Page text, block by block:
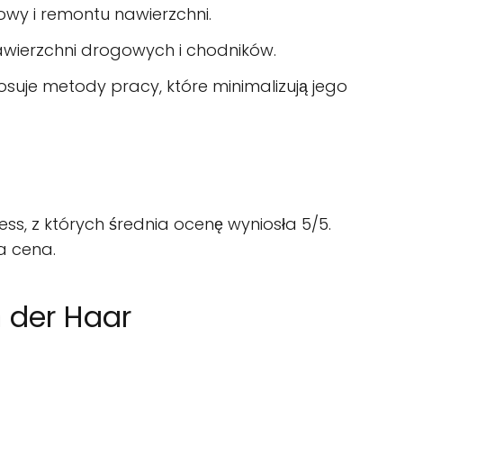
i remontu nawierzchni.
drogowych i chodników.
metody pracy, które minimalizują jego
z których średnia ocenę wyniosła 5/5.
cena.
der Haar